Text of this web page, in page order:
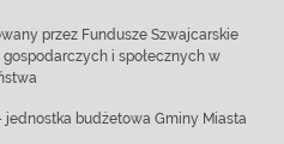
przez Fundusze Szwajcarskie
i społecznych w
jednostka budżetowa Gminy Miasta